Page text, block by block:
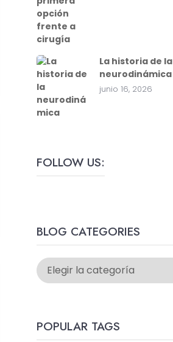
La historia de la
neurodinámica
junio 16, 2026
FOLLOW US:
BLOG CATEGORIES
POPULAR TAGS